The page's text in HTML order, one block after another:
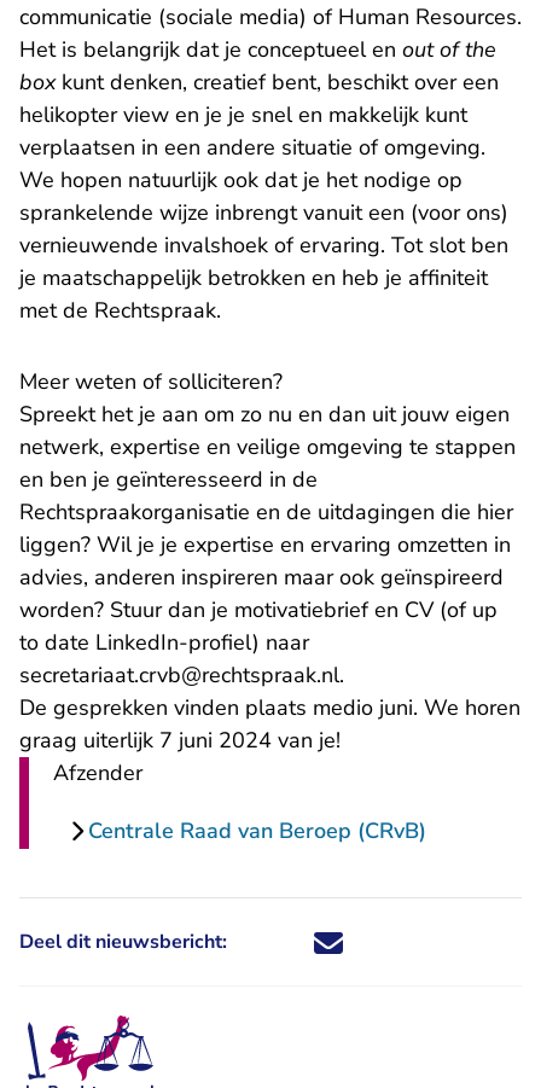
communicatie (sociale media) of Human Resources.
Het is belangrijk dat je conceptueel en out of the
boxkunt denken, creatief bent, beschikt over een
helikopter view en je je snel en makkelijk kunt
verplaatsen in een andere situatie of omgeving.
We hopen natuurlijk ook dat je het nodige op
sprankelende wijze inbrengt vanuit een (voor ons)
vernieuwende invalshoek of ervaring. Tot slot ben
je maatschappelijk betrokken en heb je affiniteit
met de Rechtspraak.
Meer weten of solliciteren?
Spreekt het je aan om zo nu en dan uit jouw eigen
netwerk, expertise en veilige omgeving te stappen
en ben je geïnteresseerd in de
Rechtspraakorganisatie en de uitdagingen die hier
liggen? Wil je je expertise en ervaring omzetten in
advies, anderen inspireren maar ook geïnspireerd
worden? Stuur dan je motivatiebrief en CV (of up
to date LinkedIn-profiel) naar
secretariaat.crvb@rechtspraak.nl- U verlaat
.
De gesprekken vinden plaats medio juni. We horen
graag uiterlijk 7 juni 2024 van je!
Afzender
Centrale Raad van Beroep (CRvB)
Deel dit nieuwsbericht: Deel dit nieuwsbericht via X -
Deel dit nieuwsbericht via
Deel dit nieuwsbericht
Deel dit